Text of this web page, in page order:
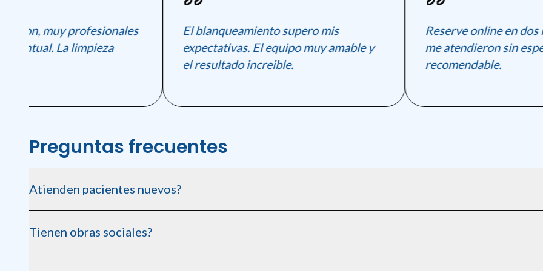
muy profesionales
La limpieza
El blanqueamiento supero mis
expectativas. El equipo muy amable y
el resultado increible.
Reserve online en dos
me atendieron sin
recomendable.
Preguntas frecuentes
Atienden pacientes nuevos?
Tienen obras sociales?